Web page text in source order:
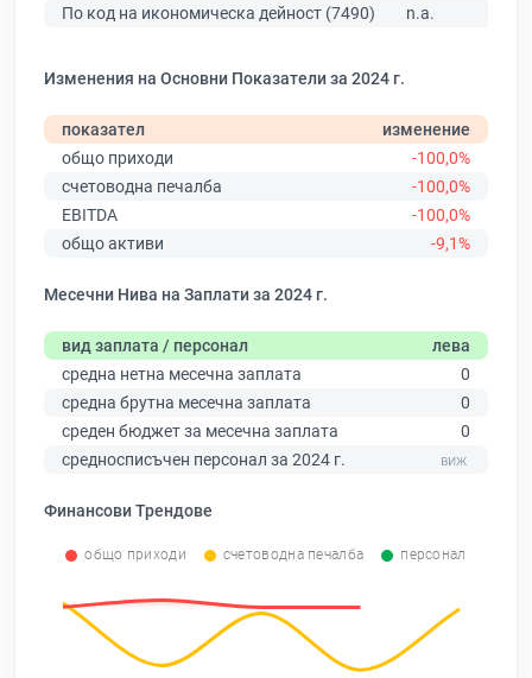
По код на икономическа дейност (7490)
n.a.
Изменения на Основни Показатели за 2024 г.
показател
изменение
общо приходи
-100,0%
счетоводна печалба
-100,0%
EBITDA
-100,0%
общо активи
-9,1%
Месечни Нива на Заплати за 2024 г.
вид заплата / персонал
лева
средна нетна месечна заплата
0
средна брутна месечна заплата
0
среден бюджет за месечна заплата
0
средносписъчен персонал за 2024 г.
Финансови Трендове
общо приходи счетоводна печалба персонал